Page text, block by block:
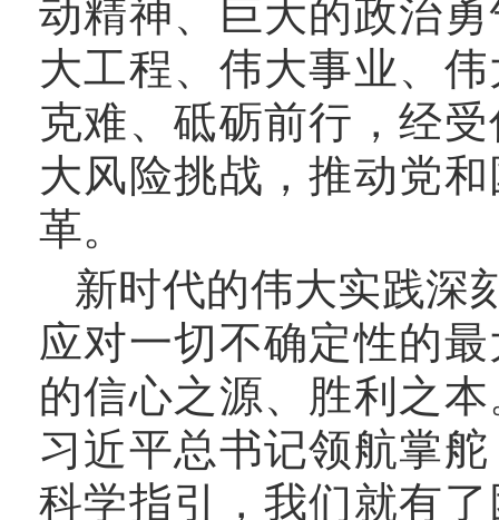
动精神、巨大的政治
大工程、伟大事业、
克难、砥砺前行，经
大风险挑战，推动党
革。
新时代的伟大实践深
应对一切不确定性的
的信心之源、胜利之
习近平总书记领航掌
科学指引，我们就有